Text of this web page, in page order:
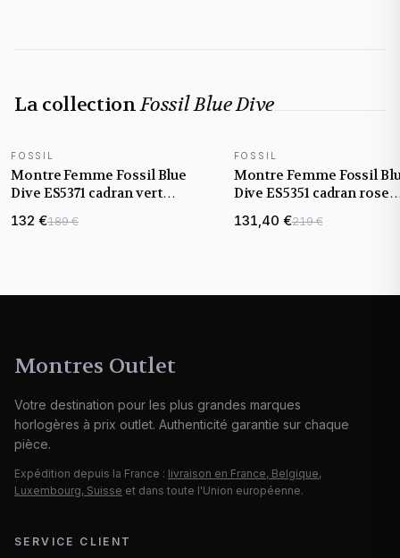
La collectionFossil Blue Dive
NOUVEAUTÉ
FOSSIL
Montre Femme Fossil Blue
Dive ES5371 cadran vert
bracelet acier
132 €189 €
NOUVEAUTÉ
FOSSIL
Montre Femme Fossil
Dive ES5351 cadran rose
bracelet acier
131,40 €219 €
Montres Outlet
Votre destination pour les plus grandes marques
horlogères à prix outlet. Authenticité garantie sur chaque
pièce.
Expédition depuis la France : livraison en France, Belgique,
Luxembourg, Suisse et dans toute l'Union européenne.
SERVICE CLIENT